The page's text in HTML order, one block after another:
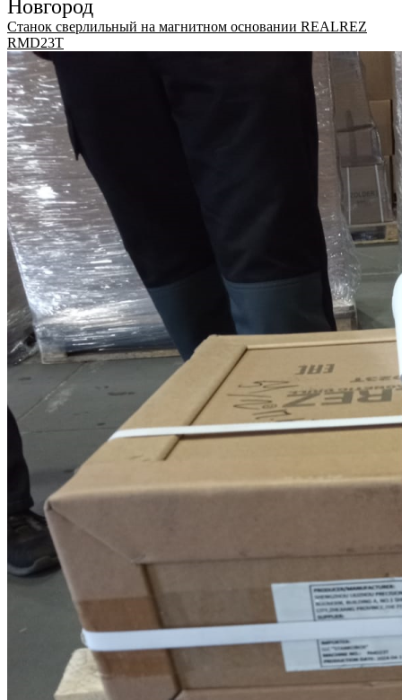
Новгород
Станок сверлильный на магнитном основании REALREZ
RMD23T